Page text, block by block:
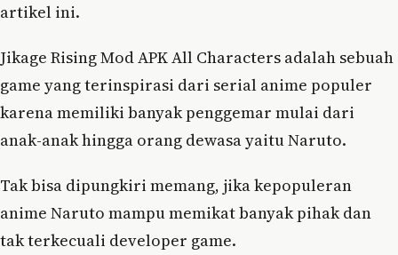
artikel ini.
Jikage Rising Mod APK All Characters adalah sebuah
game yang terinspirasi dari serial anime populer
karena memiliki banyak penggemar mulai dari
anak-anak hingga orang dewasa yaitu Naruto.
Tak bisa dipungkiri memang, jika kepopuleran
anime Naruto mampu memikat banyak pihak dan
tak terkecuali developer game.